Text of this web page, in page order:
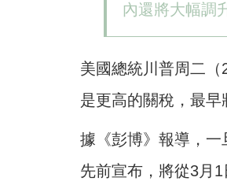
內還將大幅調
美國總統川普周二
是更高的關稅，最早
據《彭博》報導，
先前宣布，將從3月